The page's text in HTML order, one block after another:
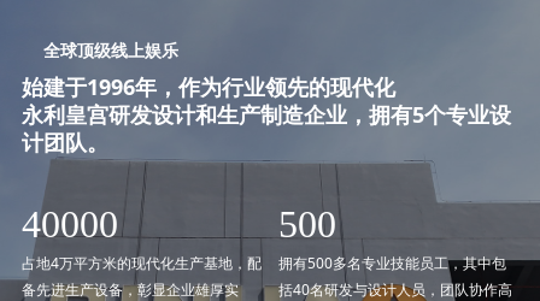
全球顶级线上娱乐
始建于1996年，作为行业领先的现代化
永利皇宫研发设计和生产制造企业，拥有5个专业设
计团队。
40000
占地4万平方米的现代化生产基地，配
备先进生产设备，彰显企业雄厚实
500
拥有500多名专业技能员工，其中包
括40名研发与设计人员，团队协作高